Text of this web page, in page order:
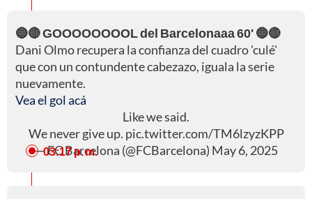
🔵🔴 GOOOOOOOOL del Barcelonaaa 60' 🔵🔴
Dani Olmo recupera la confianza del cuadro 'culé'
que con un contundente cabezazo, iguala la serie
nuevamente.
Vea el gol acá
Like we said.
We never give up. pic.twitter.com/TM6lzyzKPP
— FC Barcelona (@FCBarcelona) May 6, 2025
03:17 p. m.